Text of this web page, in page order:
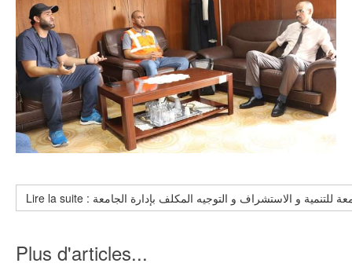
Plus d'articles...